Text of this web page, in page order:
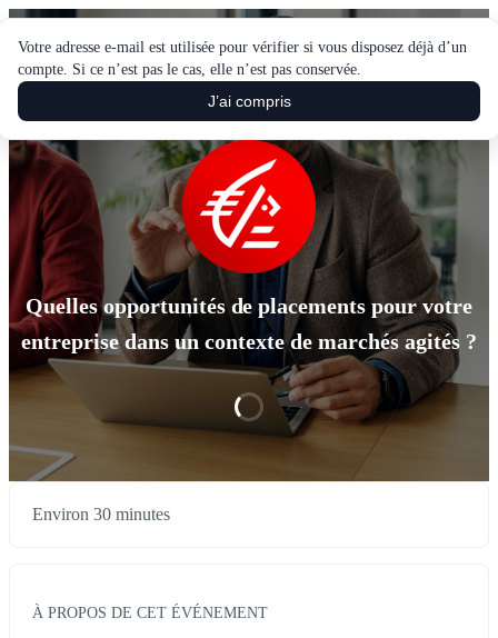
Votre adresse e-mail est utilisée pour vérifier si vous disposez déjà d’un
compte. Si ce n’est pas le cas, elle n’est pas conservée.
J’ai compris
Caisse d'Epargne vous invite à son événement
Quelles opportunités de placements pour votre
entreprise dans un contexte de marchés agités ?
Environ 30 minutes
À PROPOS DE CET ÉVÉNEMENT